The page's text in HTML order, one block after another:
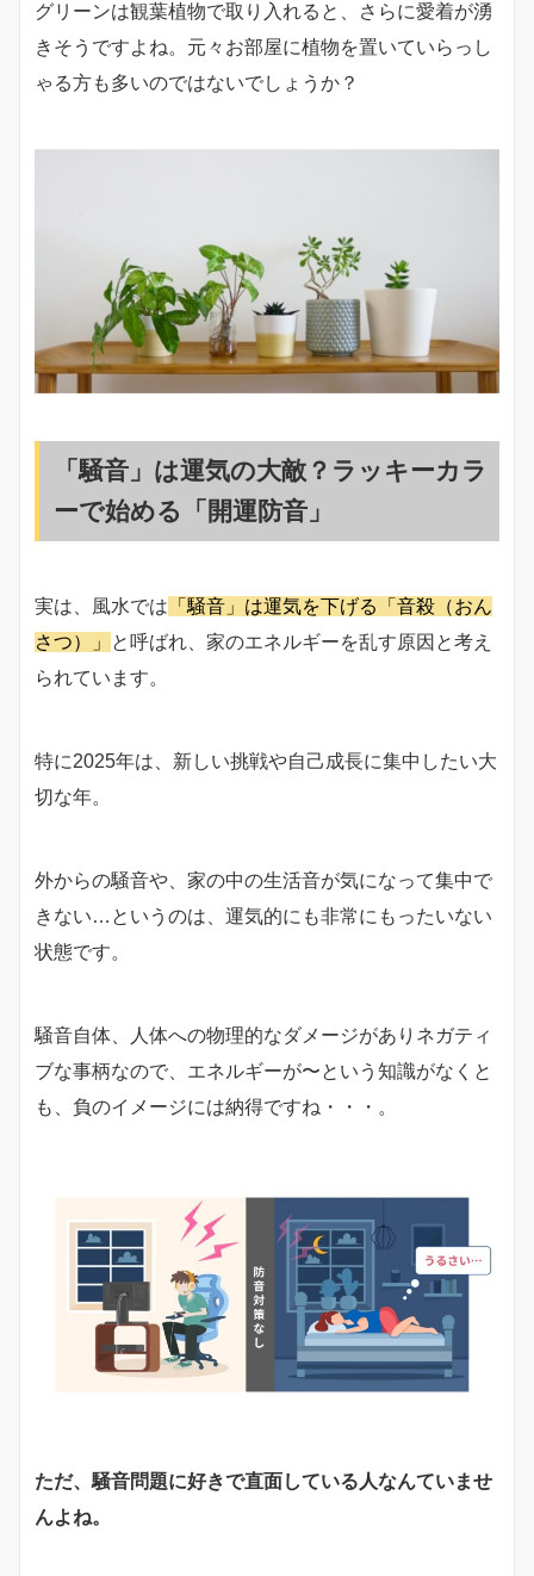
グリーンは観葉植物で取り入れると、さらに愛着が湧
きそうですよね。元々お部屋に植物を置いていらっし
ゃる方も多いのではないでしょうか？
「騒音」は運気の大敵？ラッキーカラ
ーで始める「開運防音」
実は、風水では 「騒音」は運気を下げる「音殺（おん
さつ）」
と呼ばれ、家のエネルギーを乱す原因と考え
られています。
特に2025年は、新しい挑戦や自己成長に集中したい大
切な年。
外からの騒音や、家の中の生活音が気になって集中で
きない…というのは、運気的にも非常にもったいない
状態です。
騒音自体、人体への物理的なダメージがありネガティ
ブな事柄なので、エネルギーが〜という知識がなくと
も、負のイメージには納得ですね・・・。
ただ、騒音問題に好きで直面している人なんていませ
んよね。